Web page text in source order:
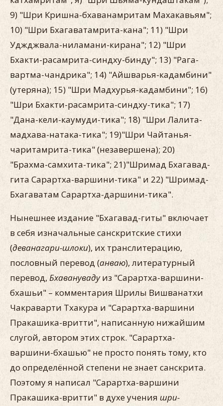
9) "Шри Кришна-бхаванамритам Махакавьям";
10) "Шри Бхагаватамрита-кана"; 11) "Шри
Уджджвала-ниламани-кирана"; 12) "Шри
Бхакти-расамрита-синдху-бинду"; 13) "Рага-
вартма-чандрика"; 14) "Айшварья-кадамбини"
(утеряна); 15) "Шри Мадхурья-кадамбини"; 16)
"Шри Бхакти-расамрита-синдху-тика"; 17)
"Дана-кели-каумуди-тика"; 18) "Шри Лалита-
мадхава-натака-тика"; 19)"Шри Чайтанья-
чаритамрита-тика" (незавершена); 20)
"Брахма-самхита-тика"; 21)"Шримад Бхагавад-
гита Сарартха-варшини-тика" и 22) "Шримад-
Бхагаватам Сарартха-даршини-тика".
Нынешнее издание "Бхагавад-гиты" включает
в себя изначальные санскритские стихи
(деванагари-шлоки), их транслитерацию,
пословный перевод (анваю), литературный
перевод, Бхаванувадуиз "Сарартха-варшини-
бхашьи" – комментария Шрилы Вишванатхи
Чакраварти Тхакура и "Сарартха-варшини
Пракашика-вритти", написанную нижайшим
слугой, автором этих строк. "Сарартха-
варшини-бхашью" не просто понять тому, кто
до определённой степени не знает санскрита.
Поэтому я написал "Сарартха-варшини
Пракашика-вритти" в духе учения шри-